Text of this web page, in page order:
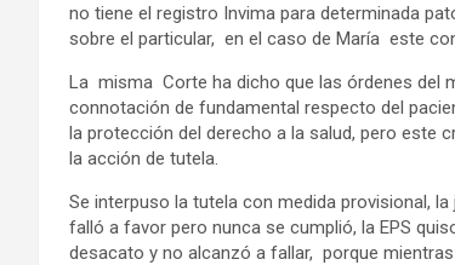
no tiene el registro Invima para determinada
sobre el particular, en el caso de María este
La misma Corte ha dicho que las órdenes del
connotación de fundamental respecto del
la protección del derecho a la salud, pero este
la acción de tutela.
Se interpuso la tutela con medida provisional,
falló a favor pero nunca se cumplió, la EPS
desacato y no alcanzó a fallar, porque